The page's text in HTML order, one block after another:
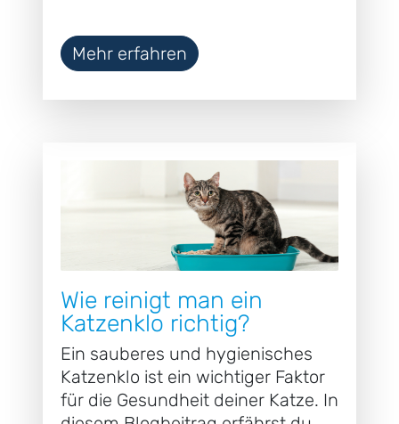
Mehr erfahren
Wie reinigt man ein
Katzenklo richtig?
Ein sauberes und hygienisches
Katzenklo ist ein wichtiger Faktor
für die Gesundheit deiner Katze. In